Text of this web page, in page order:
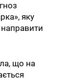
яку
що на